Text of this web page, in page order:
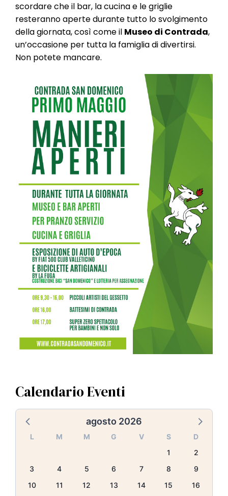
scordare che il bar, la cucina e le griglie
resteranno aperte durante tutto lo svolgimento
della giornata, così come il Museo di Contrada,
un’occasione per tutta la famiglia di divertirsi.
Non potete mancare.
Calendario Eventi
agosto 2026
L M M G V S
D
1
2
3
4 5 6 7 8
9
10
11 12 13 14 15
16